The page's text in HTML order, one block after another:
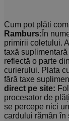
Cum pot plăti
Ramburs: În
primirii coletului.
taxă
reflectă o parte
curierului. Plata
fără taxe
direct pe site:
procesator de
se percepe nici
cardului rămân în